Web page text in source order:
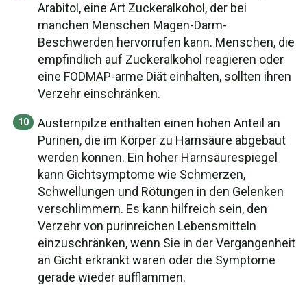
Arabitol, eine Art Zuckeralkohol, der bei
manchen Menschen Magen-Darm-
Beschwerden hervorrufen kann. Menschen, die
empfindlich auf Zuckeralkohol reagieren oder
eine FODMAP-arme Diät einhalten, sollten ihren
Verzehr einschränken.
Austernpilze enthalten einen hohen Anteil an
Purinen, die im Körper zu Harnsäure abgebaut
werden können. Ein hoher Harnsäurespiegel
kann Gichtsymptome wie Schmerzen,
Schwellungen und Rötungen in den Gelenken
verschlimmern. Es kann hilfreich sein, den
Verzehr von purinreichen Lebensmitteln
einzuschränken, wenn Sie in der Vergangenheit
an Gicht erkrankt waren oder die Symptome
gerade wieder aufflammen.